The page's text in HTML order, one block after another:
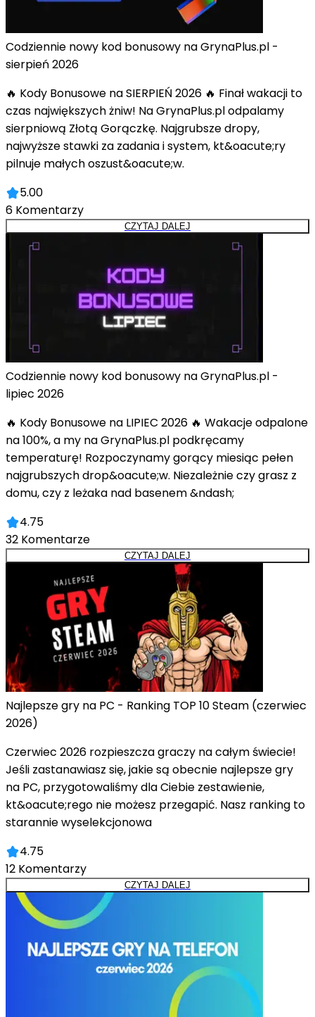
Codziennie nowy kod bonusowy na GrynaPlus.pl -
sierpień 2026
🔥 Kody Bonusowe na SIERPIEŃ 2026 🔥 Finał wakacji to
czas największych żniw! Na GrynaPlus.pl odpalamy
sierpniową Złotą Gorączkę. Najgrubsze dropy,
najwyższe stawki za zadania i system, kt&oacute;ry
pilnuje małych oszust&oacute;w.
5.00
6 Komentarzy
CZYTAJ DALEJ
Codziennie nowy kod bonusowy na GrynaPlus.pl -
lipiec 2026
🔥 Kody Bonusowe na LIPIEC 2026 🔥 Wakacje odpalone
na 100%, a my na GrynaPlus.pl podkręcamy
temperaturę! Rozpoczynamy gorący miesiąc pełen
najgrubszych drop&oacute;w. Niezależnie czy grasz z
domu, czy z leżaka nad basenem &ndash;
4.75
32 Komentarze
CZYTAJ DALEJ
Najlepsze gry na PC - Ranking TOP 10 Steam (czerwiec
2026)
Czerwiec 2026 rozpieszcza graczy na całym świecie!
Jeśli zastanawiasz się, jakie są obecnie najlepsze gry
na PC, przygotowaliśmy dla Ciebie zestawienie,
kt&oacute;rego nie możesz przegapić. Nasz ranking to
starannie wyselekcjonowa
4.75
12 Komentarzy
CZYTAJ DALEJ